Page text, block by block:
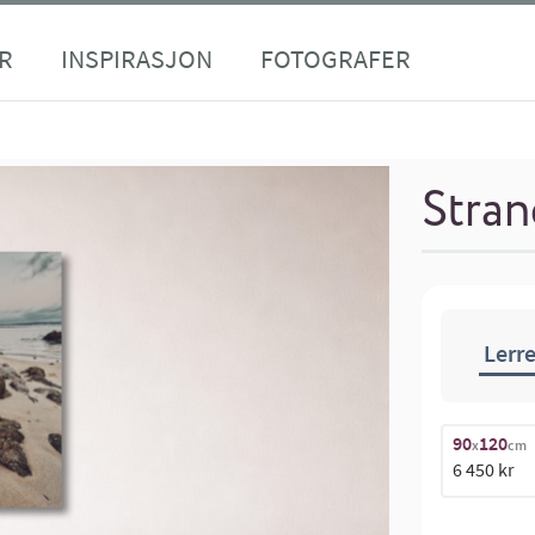
INSPIRASJON FOTOGRAFER
90x120cm
6 450 kr